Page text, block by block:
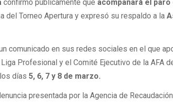
confirmó públicamente que acompañará el
del Torneo Apertura y expresó su respaldo a la
comunicado en sus redes sociales en el que
Profesional y el Comité Ejecutivo de la AFA
los días5, 6, 7 y 8 de marzo.
presentada por la Agencia de